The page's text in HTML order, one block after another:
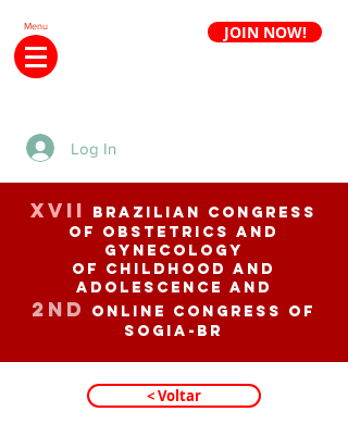
Menu JOIN NOW!
Log In
XVII
BRAZILIAN CONGRESS
OF OBSTETRICS AND
GYNECOLOGY
of CHILDHOOD AND
ADOLESCENCE and
2nd
ONLINE CONGRESS of
SOGIA-BR
< Voltar